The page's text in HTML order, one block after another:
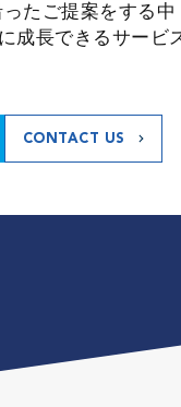
たご提案をする中
成長できるサービ
CONTACT US